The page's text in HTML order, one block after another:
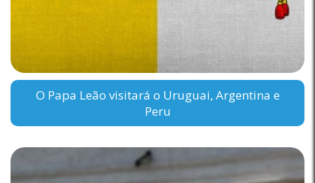
O Papa Leão visitará o Uruguai, Argentina e
Peru